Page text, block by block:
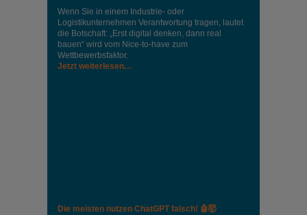
Wenn Sie in einem Industrie‑ oder
Logistikunternehmen Verantwortung tragen, lautet
die Botschaft: „Erst digital denken, dann real
bauen“ wird vom Nice‑to‑have zum
Wettbewerbsfaktor.
Jetzt weiterlesen…
Die meisten nutzen ChatGPT falsch! 🤖🤯